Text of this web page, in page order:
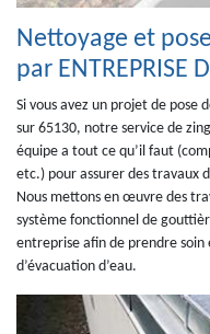
Nettoyage et
par ENTREPRISE
Si vous avez un projet de
sur 65130, notre service de
équipe a tout ce qu’il faut
etc.) pour assurer des travaux
Nous mettons en œuvre des
système fonctionnel de
entreprise afin de prendre
d’évacuation d’eau.